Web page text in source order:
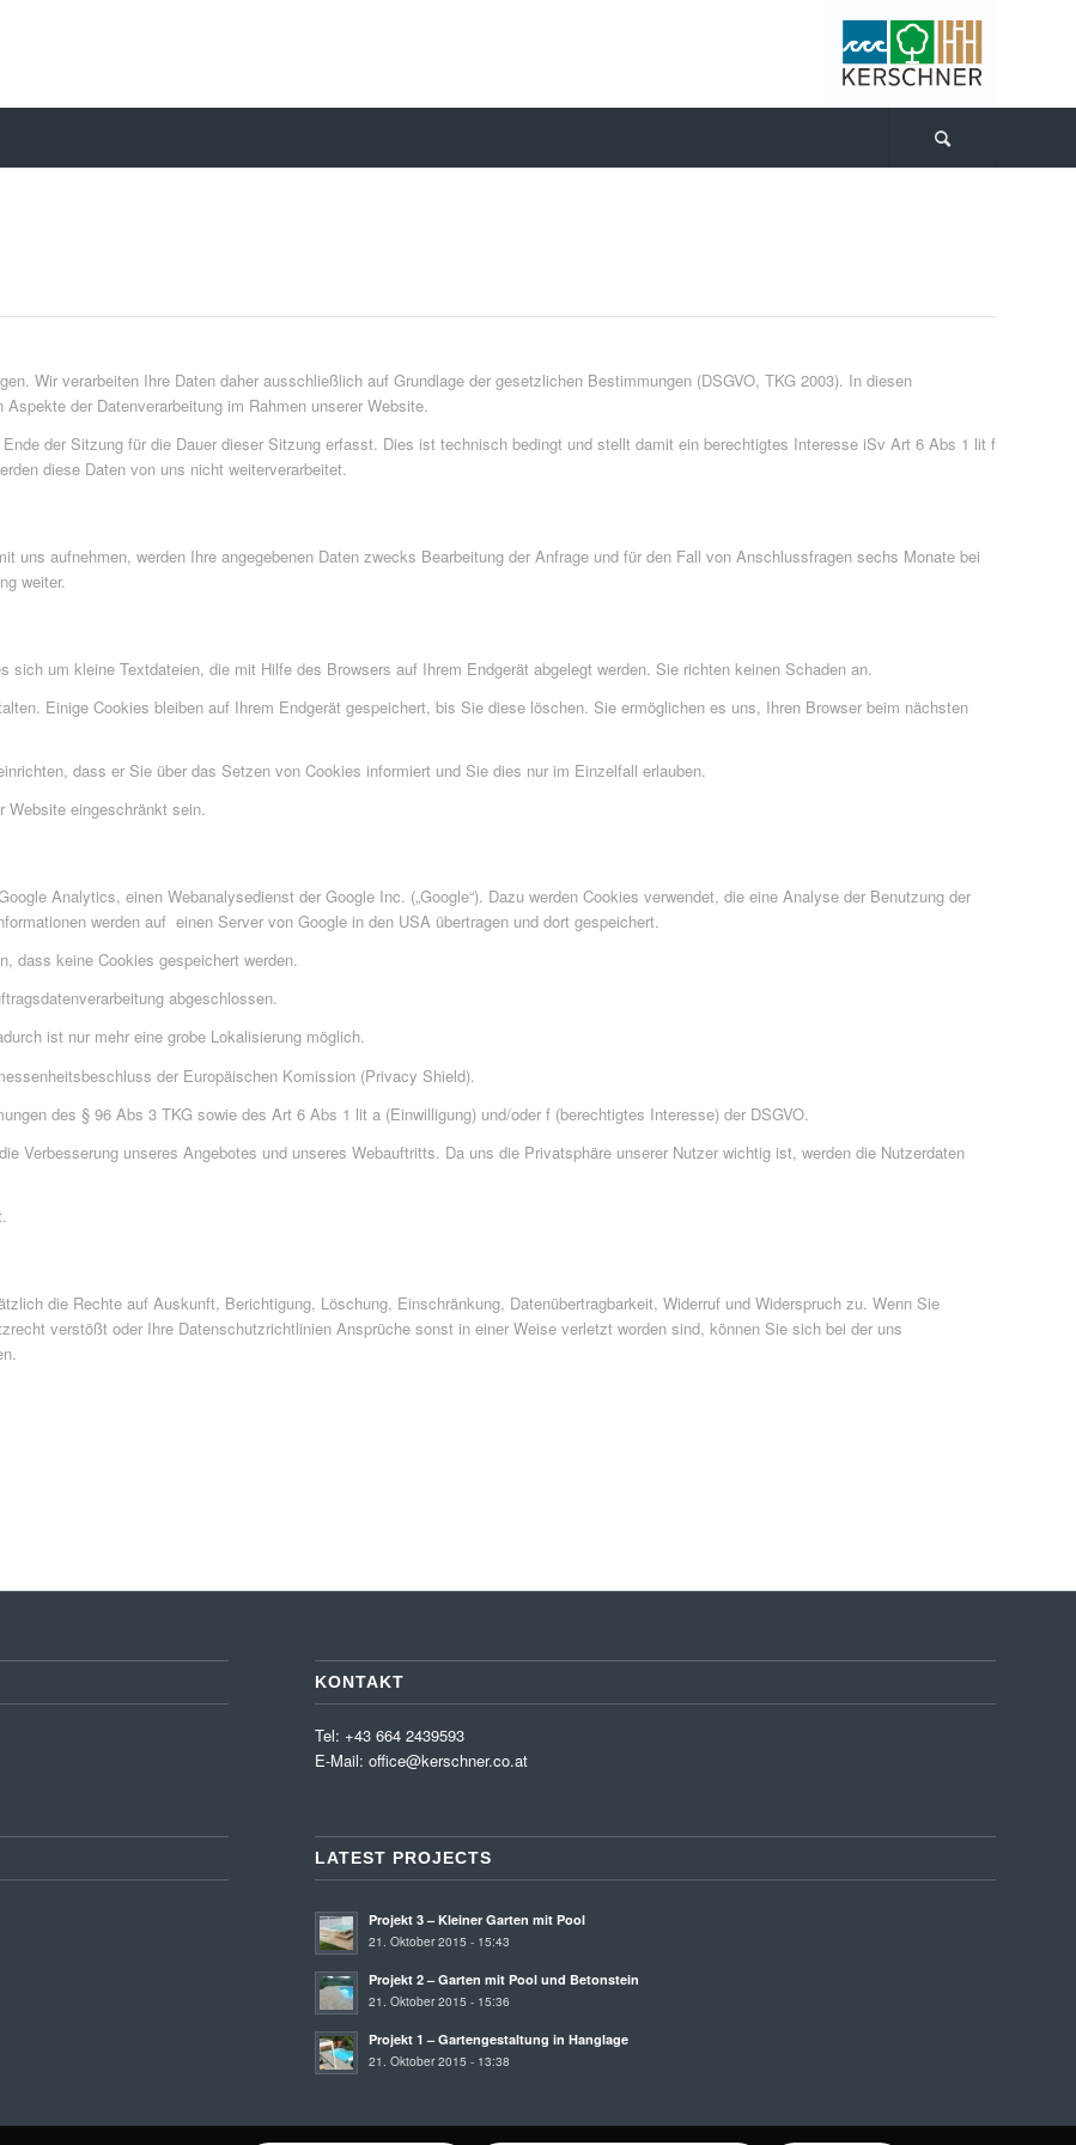
Wir verarbeiten Ihre Daten daher ausschließlich auf Grundlage der gesetzlichen Bestimmungen (DSGVO, TKG 2003). In diesen
der Datenverarbeitung im Rahmen unserer Website.
der Sitzung für die Dauer dieser Sitzung erfasst. Dies ist technisch bedingt und stellt damit ein berechtigtes Interesse iSv Art 6 Abs 1 lit f
diese Daten von uns nicht weiterverarbeitet.
uns aufnehmen, werden Ihre angegebenen Daten zwecks Bearbeitung der Anfrage und für den Fall von Anschlussfragen sechs Monate bei
weiter.
sich um kleine Textdateien, die mit Hilfe des Browsers auf Ihrem Endgerät abgelegt werden. Sie richten keinen Schaden an.
Einige Cookies bleiben auf Ihrem Endgerät gespeichert, bis Sie diese löschen. Sie ermöglichen es uns, Ihren Browser beim nächsten
dass er Sie über das Setzen von Cookies informiert und Sie dies nur im Einzelfall erlauben.
Website eingeschränkt sein.
Analytics, einen Webanalysedienst der Google Inc. („Google“). Dazu werden Cookies verwendet, die eine Analyse der Benutzung der
werden auf einen Server von Google in den USA übertragen und dort gespeichert.
dass keine Cookies gespeichert werden.
abgeschlossen.
ist nur mehr eine grobe Lokalisierung möglich.
der Europäischen Komission (Privacy Shield).
des § 96 Abs 3 TKG sowie des Art 6 Abs 1 lit a (Einwilligung) und/oder f (berechtigtes Interesse) der DSGVO.
Verbesserung unseres Angebotes und unseres Webauftritts. Da uns die Privatsphäre unserer Nutzer wichtig ist, werden die Nutzerdaten
die Rechte auf Auskunft, Berichtigung, Löschung, Einschränkung, Datenübertragbarkeit, Widerruf und Widerspruch zu. Wenn Sie
verstößt oder Ihre Datenschutzrichtlinien Ansprüche sonst in einer Weise verletzt worden sind, können Sie sich bei der uns
KONTAKT
Tel: +43 664 2439593
E-Mail:office@kerschner.co.at
LATEST PROJECTS
Projekt 3 – Kleiner Garten mit Pool
21. Oktober 2015 - 15:43
Projekt 2 – Garten mit Pool und Betonstein
21. Oktober 2015 - 15:36
Projekt 1 – Gartengestaltung in Hanglage
21. Oktober 2015 - 13:38